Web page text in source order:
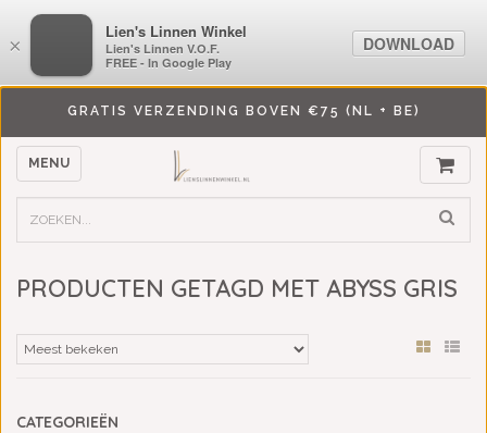
GRATIS VERZENDING BOVEN €75 (NL + BE)
MENU
PRODUCTEN GETAGD MET ABYSS GRIS
CATEGORIEËN
×
LiensLinnenwinkel.nl
Lien's Linnen V.O.F.
FREE - In Google Play
DOWNLOAD
×
Lien's Linnen Winkel
Lien's Linnen V.O.F.
FREE - In Google Play
DOWNLOAD